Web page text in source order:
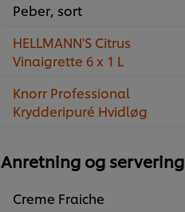
Peber, sort
HELLMANN'S Citrus
Vinaigrette 6 x 1 L
Knorr Professional
Krydderipuré Hvidløg
Anretning og servering
Creme Fraiche